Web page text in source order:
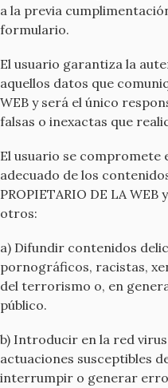
a la previa
formulario.
El usuario garantiza la
aquellos datos que
WEB y será el único
falsas o inexactas que
El usuario se compromete
adecuado de los
PROPIETARIO DE LA
otros:
a) Difundir contenidos
pornográficos, racistas,
del terrorismo o, en
público.
b) Introducir en la red
actuaciones susceptibles
interrumpir o generar